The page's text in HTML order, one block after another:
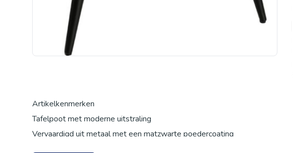
Artikelkenmerken
Tafelpoot met moderne uitstraling
Vervaardigd uit metaal met een matzwarte poedercoating